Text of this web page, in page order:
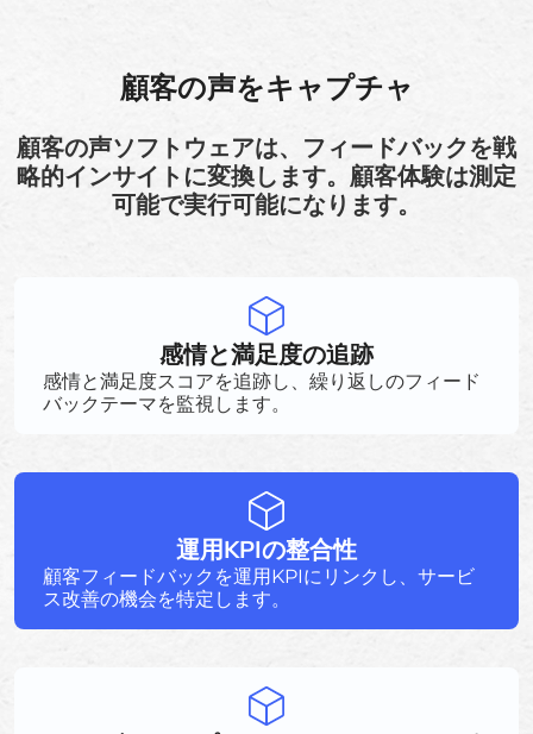
顧客の声をキャプチャ
顧客の声ソフトウェアは、フィードバックを戦
略的インサイトに変換します。顧客体験は測定
可能で実行可能になります。
感情と満足度の追跡
感情と満足度スコアを追跡し、繰り返しのフィード
バックテーマを監視します。
運用KPIの整合性
顧客フィードバックを運用KPIにリンクし、サービ
ス改善の機会を特定します。